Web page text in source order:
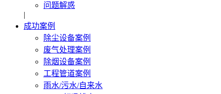
问题解惑
|
成功案例
除尘设备案例
废气处理案例
除烟设备案例
工程管道案例
雨水/污水/自来水